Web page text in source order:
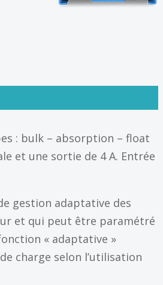
: bulk – absorption – float
et une sortie de 4 A. Entrée
gestion adaptative des
et qui peut être paramétré
« adaptative »
charge selon l’utilisation